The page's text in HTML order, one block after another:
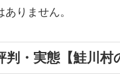
りません。
・実態【鮭川村